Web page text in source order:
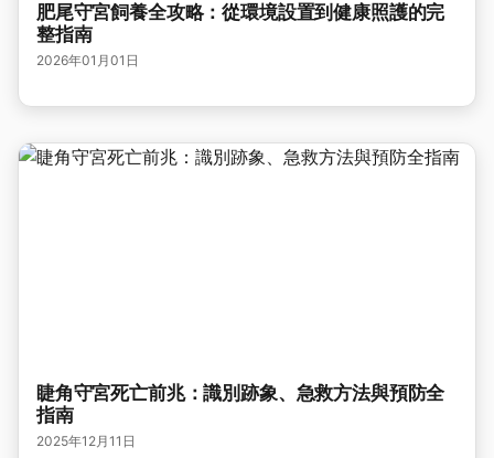
肥尾守宮飼養全攻略：從環境設置到健康照護的完
整指南
2026年01月01日
睫角守宮死亡前兆：識別跡象、急救方法與預防全
指南
2025年12月11日